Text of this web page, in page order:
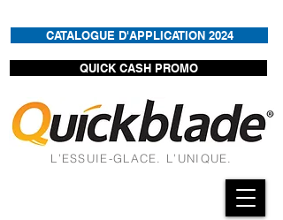
CATALOGUE D'APPLICATION 2024
QUICK CASH PROMO
L’ESSUIE-GLACE. L’UNIQUE.